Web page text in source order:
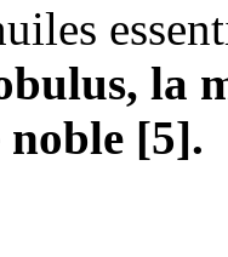
la
[5].